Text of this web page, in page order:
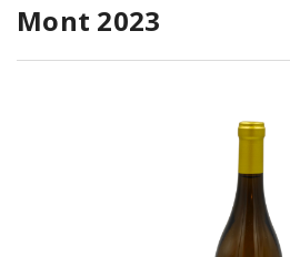
Mont 2023